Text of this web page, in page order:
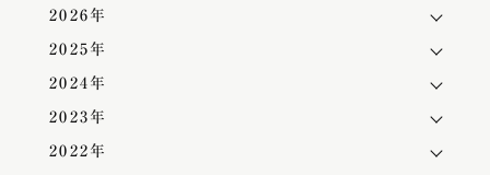
2026年
2025年
2024年
2023年
2022年